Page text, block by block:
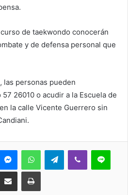
de taekwondo conocerán
y de defensa personal que
las personas pueden
26010 o acudir a la Escuela de
la calle Vicente Guerrero sin
MessengerWhatsAppTelegramViber Line
Share via Email Print